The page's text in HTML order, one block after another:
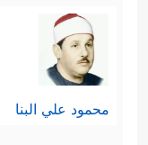
محمود علي البنا